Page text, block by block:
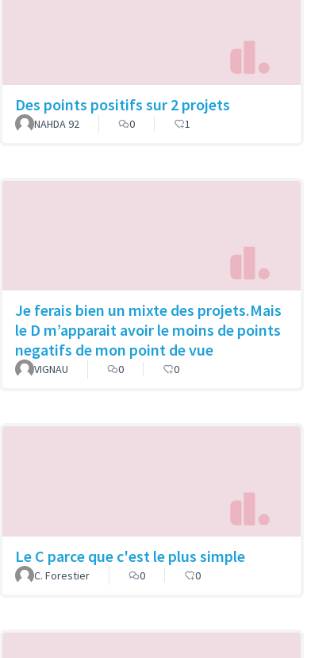
Des points positifs sur 2 projets
NAHDA 92 0 1
Je ferais bien un mixte des projets.Mais
le D m’apparait avoir le moins de points
negatifs de mon point de vue
VIGNAU 0 0
Le C parce que c'est le plus simple
C. Forestier 0 0